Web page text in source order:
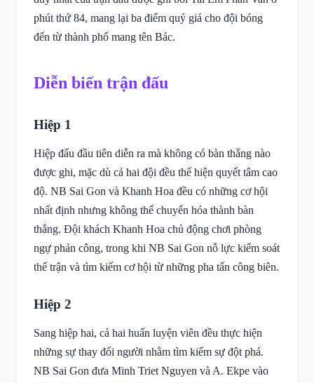
phút thứ 84, mang lại ba điểm quý giá cho đội bóng
đến từ thành phố mang tên Bác.
Diễn biến trận đấu
Hiệp 1
Hiệp đấu đầu tiên diễn ra mà không có bàn thắng nào
được ghi, mặc dù cả hai đội đều thể hiện quyết tâm cao
độ. NB Sai Gon và Khanh Hoa đều có những cơ hội
nhất định nhưng không thể chuyển hóa thành bàn
thắng. Đội khách Khanh Hoa chủ động chơi phòng
ngự phản công, trong khi NB Sai Gon nỗ lực kiểm soát
thế trận và tìm kiếm cơ hội từ những pha tấn công biên.
Hiệp 2
Sang hiệp hai, cả hai huấn luyện viên đều thực hiện
những sự thay đổi người nhằm tìm kiếm sự đột phá.
NB Sai Gon đưa Minh Triet Nguyen và A. Ekpe vào